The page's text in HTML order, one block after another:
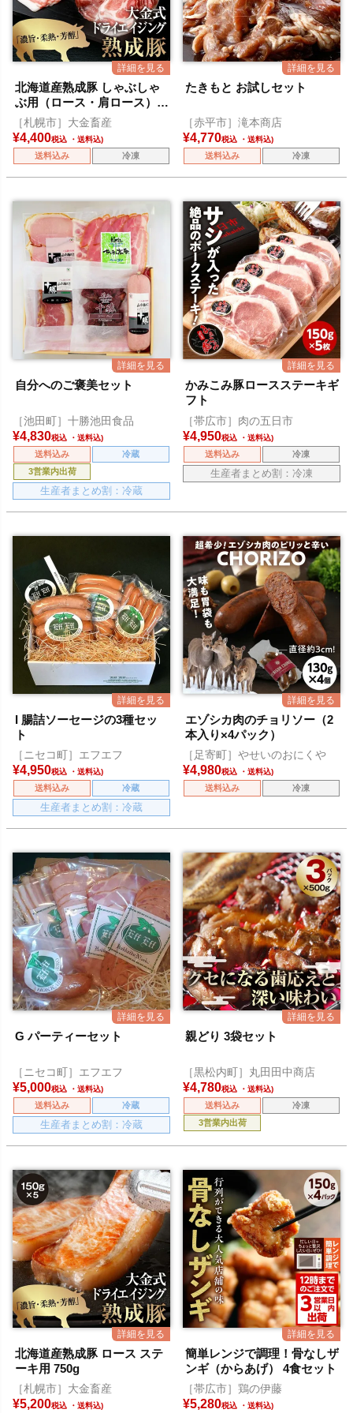
北海道産熟成豚 しゃぶしゃ
ぶ用（ロース・肩ロース）
各300g
［札幌市］大金畜産
¥4,400税込
送料込み 冷凍
たきもと お試しセット
［赤平市］滝本商店
¥4,770税込
送料込み 冷凍
自分へのご褒美セット
［池田町］十勝池田食品
¥4,830税込
送料込み
冷蔵
3営業内出荷
生産者まとめ割：冷蔵
かみこみ豚ロースステーキギ
フト
［帯広市］肉の五日市
¥4,950税込
送料込み 冷凍
生産者まとめ割：冷凍
I 腸詰ソーセージの3種セッ
ト
［ニセコ町］エフエフ
¥4,950税込
送料込み 冷蔵
生産者まとめ割：冷蔵
エゾシカ肉のチョリソー（2
本入り×4パック）
［足寄町］やせいのおにくや
¥4,980税込
送料込み 冷凍
G パーティーセット
［ニセコ町］エフエフ
¥5,000税込
送料込み 冷蔵
生産者まとめ割：冷蔵
親どり 3袋セット
［黒松内町］丸田田中商店
¥4,780税込
送料込み
冷凍
3営業内出荷
北海道産熟成豚 ロース ステ
ーキ用 750g
［札幌市］大金畜産
¥5,200税込
簡単レンジで調理！骨なしザ
ンギ（からあげ） 4食セット
［帯広市］鶏の伊藤
¥5,280税込